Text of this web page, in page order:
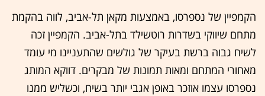
הקמפיין של נספרסו, באמצעות מקאן תל-אביב, לווה בהקמת
מתחם שיווקי בשדרות רוטשילד בתל-אביב. הקמפיין זכה
לשיח גבוה ברשת בעיקר של גולשים שהתעניינו מי עומד
מאחורי המתחם ומאות תמונות של מבקרים. דווקא המותג
נספרסו עצמו אוזכר באופן אגבי יותר בשיח, וכשליש ממנו